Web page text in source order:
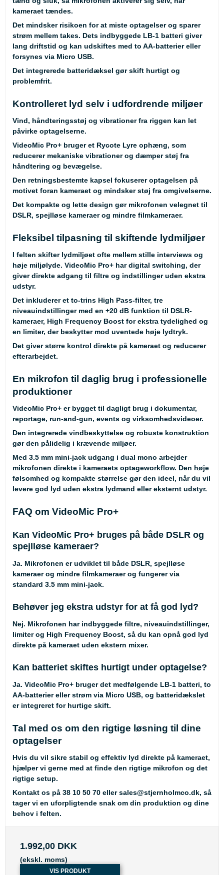
kameraet tændes.
Det mindsker risikoen for at miste optagelser og sparer
strøm mellem takes. Dets indbyggede LB-1 batteri giver
lang driftstid og kan udskiftes med to AA-batterier eller
forsynes via Micro USB.
Det integrerede batteridæksel gør skift hurtigt og
problemfrit.
Kontrolleret lyd selv i udfordrende miljøer
Vind, håndteringsstøj og vibrationer fra riggen kan let
påvirke optagelserne.
VideoMic Pro+ bruger et Rycote Lyre ophæng, som
reducerer mekaniske vibrationer og dæmper støj fra
håndtering og bevægelse.
Den retningsbestemte kapsel fokuserer optagelsen på
motivet foran kameraet og mindsker støj fra omgivelserne.
Det kompakte og lette design gør mikrofonen velegnet til
DSLR, spejlløse kameraer og mindre filmkameraer.
Fleksibel tilpasning til skiftende lydmiljøer
I felten skifter lydmiljøet ofte mellem stille interviews og
høje miljølyde. VideoMic Pro+ har digital switching, der
giver direkte adgang til filtre og indstillinger uden ekstra
udstyr.
Det inkluderer et to-trins High Pass-filter, tre
niveauindstillinger med en +20 dB funktion til DSLR-
kameraer, High Frequency Boost for ekstra tydelighed og
en limiter, der beskytter mod uventede høje lydtryk.
Det giver større kontrol direkte på kameraet og reducerer
efterarbejdet.
En mikrofon til daglig brug i professionelle
produktioner
VideoMic Pro+ er bygget til dagligt brug i dokumentar,
reportage, run-and-gun, events og virksomhedsvideoer.
Den integrerede vindbeskyttelse og robuste konstruktion
gør den pålidelig i krævende miljøer.
Med 3.5 mm mini-jack udgang i dual mono arbejder
mikrofonen direkte i kameraets optageworkflow. Den høje
følsomhed og kompakte størrelse gør den ideel, når du vil
levere god lyd uden ekstra lydmand eller eksternt udstyr.
FAQ om VideoMic Pro+
Kan VideoMic Pro+ bruges på både DSLR og
spejlløse kameraer?
Ja. Mikrofonen er udviklet til både DSLR, spejlløse
kameraer og mindre filmkameraer og fungerer via
standard 3.5 mm mini-jack.
Behøver jeg ekstra udstyr for at få god lyd?
Nej. Mikrofonen har indbyggede filtre, niveauindstillinger,
limiter og High Frequency Boost, så du kan opnå god lyd
direkte på kameraet uden ekstern mixer.
Kan batteriet skiftes hurtigt under optagelse?
Ja. VideoMic Pro+ bruger det medfølgende LB-1 batteri, to
AA-batterier eller strøm via Micro USB, og batteridækslet
er integreret for hurtige skift.
Tal med os om den rigtige løsning til dine
optagelser
Hvis du vil sikre stabil og effektiv lyd direkte på kameraet,
hjælper vi gerne med at finde den rigtige mikrofon og det
rigtige setup.
Kontakt os på 38 10 50 70 ellersales@stjernholmco.dk, så
tager vi en uforpligtende snak om din produktion og dine
behov i felten.
1.992,00 DKK
(ekskl. moms)
VIS PRODUKT